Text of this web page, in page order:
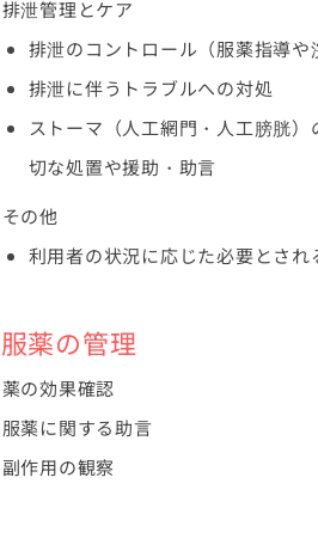
排泄管理とケア
排泄のコントロール（服薬指導や
排泄に伴うトラブルへの対処
ストーマ（人工網門・人工膀胱
切な処置や援助・助言
その他
利用者の状況に応じた必要とされ
服薬の管理
薬の効果確認
服薬に関する助言
副作用の観察